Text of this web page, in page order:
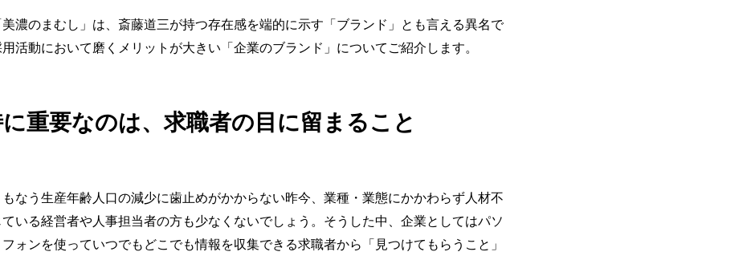
濃のまむし」は、斎藤道三が持つ存在感を端的に示す「ブランド」とも言える異名で
活動において磨くメリットが大きい「企業のブランド」についてご紹介します。
重要なのは、求職者の目に留まること
なう生産年齢人口の減少に歯止めがかからない昨今、業種・業態にかかわらず人材不
いる経営者や人事担当者の方も少なくないでしょう。そうした中、企業としてはパソ
ォンを使っていつでもどこでも情報を収集できる求職者から「見つけてもらうこと」